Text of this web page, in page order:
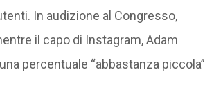
In audizione al Congresso,
il capo di Instagram, Adam
percentuale “abbastanza piccola”